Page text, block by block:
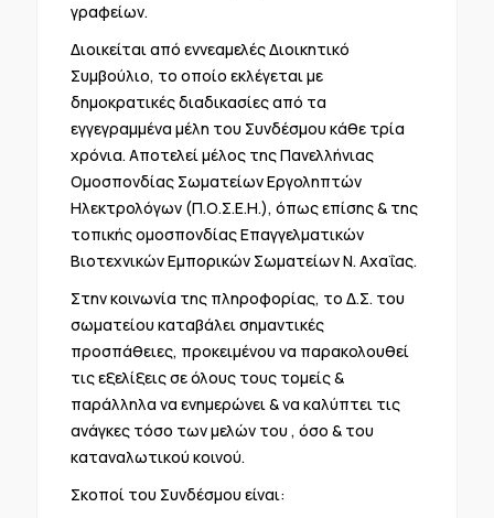
γραφείων.
Διοικείται από εννεαμελές Διοικητικό
Συμβούλιο, το οποίο εκλέγεται με
δημοκρατικές διαδικασίες από τα
εγγεγραμμένα μέλη του Συνδέσμου κάθε τρία
χρόνια. Αποτελεί μέλος της Πανελλήνιας
Ομοσπονδίας Σωματείων Εργοληπτών
Ηλεκτρολόγων (Π.Ο.Σ.Ε.Η.), όπως επίσης & της
τοπικής ομοσπονδίας Επαγγελματικών
Βιοτεχνικών Εμπορικών Σωματείων Ν. Αχαΐας.
Στην κοινωνία της πληροφορίας, το Δ.Σ. του
σωματείου καταβάλει σημαντικές
προσπάθειες, προκειμένου να παρακολουθεί
τις εξελίξεις σε όλους τους τομείς &
παράλληλα να ενημερώνει & να καλύπτει τις
ανάγκες τόσο των μελών του , όσο & του
καταναλωτικού κοινού.
Σκοποί του Συνδέσμου είναι: